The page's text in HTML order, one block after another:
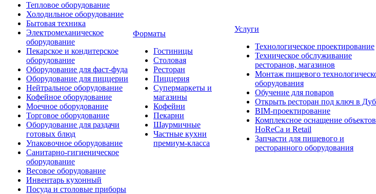
Тепловое оборудование
Холодильное оборудование
Бытовая техника
Электромеханическое
оборудование
Пекарское и кондитерское
оборудование
Оборудование для фаст-фуда
Оборудование для пиццерии
Нейтральное оборудование
Кофейное оборудование
Моечное оборудование
Торговое оборудование
Оборудование для раздачи
готовых блюд
Упаковочное оборудование
Санитарно-гигиеническое
оборудование
Весовое оборудование
Инвентарь кухонный
Посуда и столовые приборы
Форматы
Гостиницы
Столовая
Ресторан
Пиццерия
Супермаркеты и
магазины
Кофейни
Пекарни
Шаурмичные
Частные кухни
премиум-класса
Услуги
Технологическое проектирование
Техническое обслуживание
ресторанов, магазинов
Монтаж пищевого
оборудования
Обучение для поваров
Открыть ресторан под ключ в
BIM-проектирование
Комплексное оснащение объектов
HoReCa и Retail
Запчасти для пищевого и
ресторанного оборудования